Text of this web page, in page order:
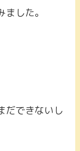
した。
だできないし